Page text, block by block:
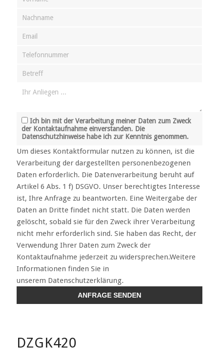
Ich bin mit der Verarbeitung meiner Daten zum Zweck
der Kontaktaufnahme einverstanden. Die
Datenschutzhinweise habe ich zur Kenntnis genommen.
Um dieses Kontaktformular nutzen zu können, ist die
Verarbeitung der dargestellten personenbezogenen
Daten erforderlich. Die Datenverarbeitung beruht auf
Artikel 6 Abs. 1 f) DSGVO. Unser berechtigtes Interesse
ist, Ihre Anfrage zu beantworten. Eine Weitergabe der
Daten an Dritte findet nicht statt. Die Daten werden
gelöscht, sobald sie für den Zweck ihrer Verarbeitung
nicht mehr erforderlich sind. Sie haben das Recht, der
Verwendung Ihrer Daten zum Zweck der
Kontaktaufnahme jederzeit zu widersprechen.Weitere
Informationen finden Sie in
unserem Datenschutzerklärung.
DZGK420